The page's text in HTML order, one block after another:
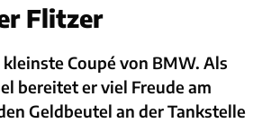
Flitzer
kleinste Coupé von BMW. Als
bereitet er viel Freude am
Geldbeutel an der Tankstelle